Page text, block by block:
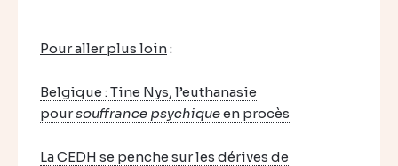
Pour aller plus loin:
Belgique : Tine Nys, l’euthanasie
poursouffrance psychiqueen procès
La CEDH se penche sur les dérives de